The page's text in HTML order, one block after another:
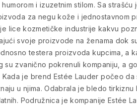
i izuzetnim stilom. Sa
za negu kože i jednostavnom
lice kozmetičke industrije kakvu
svoje proizvode na ženama dok
testera proizvoda kupcima,
su zvanično pokrenuli kompaniju, a
je brend Estée Lauder počeo
u njima. Odabrala je bledo
Podružnica je kompanije Estée